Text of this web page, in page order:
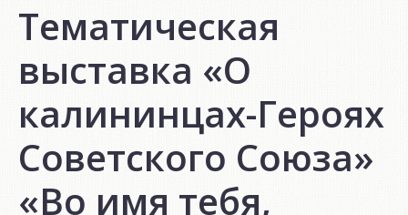
Тематическая
выставка «О
калининцах-Героях
Советского Союза»
«Во имя тебя,